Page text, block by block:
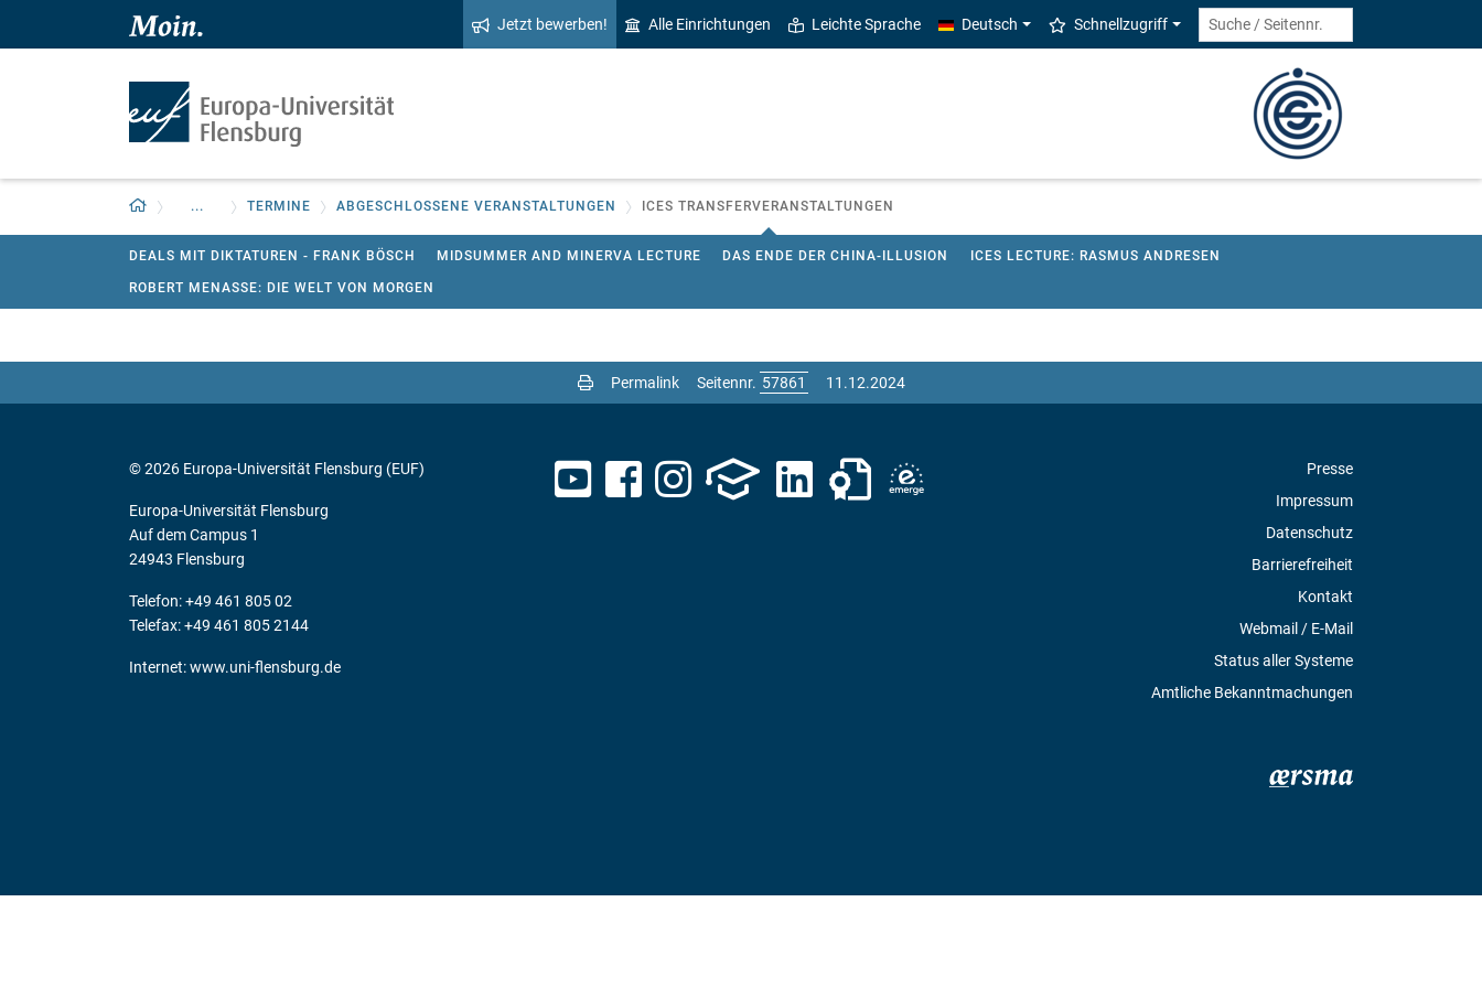
Zum Hauptinhalt springen
Zur Navigation springen
Jetzt bewerben! Alle Einrichtungen Leichte Sprache Deutsch Schnellzugriff
Zurück zur Startseite
... TERMINE ABGESCHLOSSENE VERANSTALTUNGEN ICES TRANSFERVERANSTALTUNGEN
DEALS MIT DIKTATUREN - FRANK BÖSCH MIDSUMMER AND MINERVA LECTURE DAS ENDE DER CHINA-ILLUSION ICES LECTURE: RASMUS ANDRESEN
ROBERT MENASSE: DIE WELT VON MORGEN
Permalink Seitennr. 11.12.2024
Presse
Impressum
Datenschutz
Barrierefreiheit
Kontakt
Webmail / E-Mail
Status aller Systeme
Amtliche Bekanntmachungen
© 2026 Europa-Universität Flensburg (EUF)
Europa-Universität Flensburg
Auf dem Campus 1
24943 Flensburg
Telefon: +49 461 805 02
Telefax: +49 461 805 2144
Internet:www.uni-flensburg.de